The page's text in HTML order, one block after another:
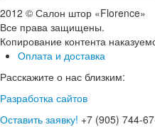
2012 © Салон штор «Florence»
Все права защищены.
Копирование контента
Оплата и доставка
Расскажите о нас близким:
Разработка сайтов
Оставить заявку! +7 (905) 744-